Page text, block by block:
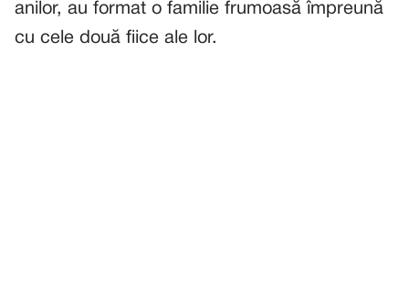
anilor, au format o familie frumoasă împreună
cu cele două fiice ale lor.